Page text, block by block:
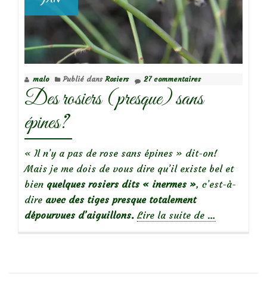
malo Publié dans Rosiers 27 commentaires
Des rosiers (presque) sans
épines?
« Il n’y a pas de rose sans épines » dit-on!
Mais je me dois de vous dire qu’il existe bel et
bien quelques rosiers dits « inermes », c’est-à-
dire avec des tiges presque totalement
dépourvues d’aiguillons. Lire la suite de
(presque)
…